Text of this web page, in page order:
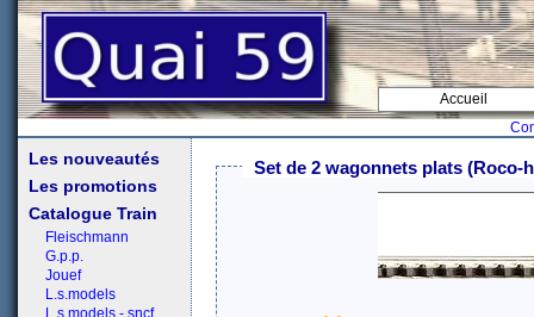
Accueil
Les nouveautés
Les promotions
Catalogue Train
Fleischmann
G.p.p.
Jouef
L.s.models
L.s.models - sncf
Set de 2 wagonnets plats (Roco-